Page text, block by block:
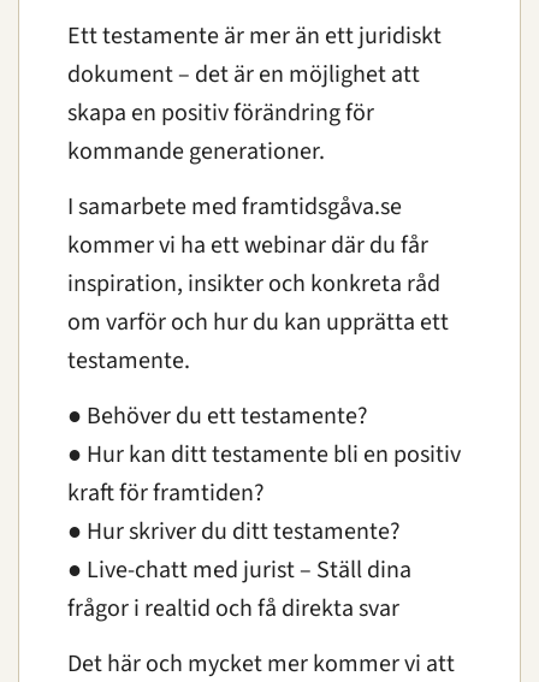
Ett testamente är mer än ett juridiskt
dokument – det är en möjlighet att
skapa en positiv förändring för
kommande generationer.
I samarbete med framtidsgåva.se
kommer vi ha ett webinar där du får
inspiration, insikter och konkreta råd
om varför och hur du kan upprätta ett
testamente.
● Behöver du ett testamente?
● Hur kan ditt testamente bli en positiv
kraft för framtiden?
● Hur skriver du ditt testamente?
● Live-chatt med jurist – Ställ dina
frågor i realtid och få direkta svar
Det här och mycket mer kommer vi att